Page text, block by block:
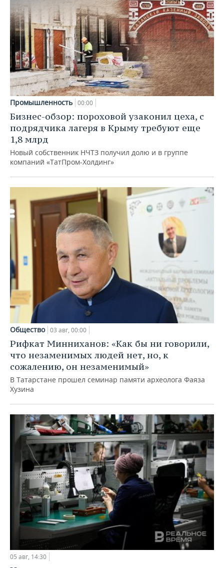
Промышленность 00:00
Бизнес-обзор: пороховой узаконил цеха, с
подрядчика лагеря в Крыму требуют еще
1,8 млрд
Новый собственник НЧТЗ получил долю и в группе
компаний «ТатПром-Холдинг»
Общество 03 авг, 00:00
Рифкат Минниханов: «Как бы ни говорили,
что незаменимых людей нет, но, к
сожалению, он незаменимый»
В Татарстане прошел семинар памяти археолога Фаяза
Хузина
05 авг, 14:30